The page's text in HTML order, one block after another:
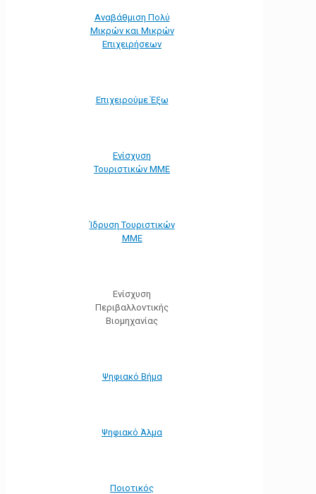
Αναβάθμιση Πολύ
Μικρών και Μικρών
Επιχειρήσεων
Επιχειρούμε Έξω
Ενίσχυση
Τουριστικών ΜΜΕ
Ίδρυση Τουριστικών
ΜΜΕ
Ενίσχυση
Περιβαλλοντικής
Βιομηχανίας
Ψηφιακό Βήμα
Ψηφιακό Άλμα
Ποιοτικός